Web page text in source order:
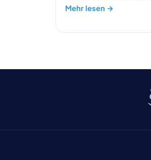
Gästeerlebnis
Mehr lesen →